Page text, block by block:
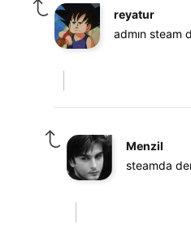
reyatur
admın steam
Menzil
steamda